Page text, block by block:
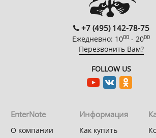
+7 (495) 142-78-75
Ежедневно: 1000 - 2000
Перезвонить Вам?
FOLLOW US
EnterNote
О компании
Информация
Как купить